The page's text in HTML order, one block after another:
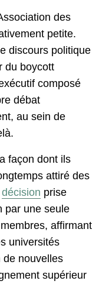
des
petite.
discours politique
du boycott
composé
débat
au sein de
façon dont ils
attiré des
décision prise
par une seule
affirmant
universités
de nouvelles
supérieur